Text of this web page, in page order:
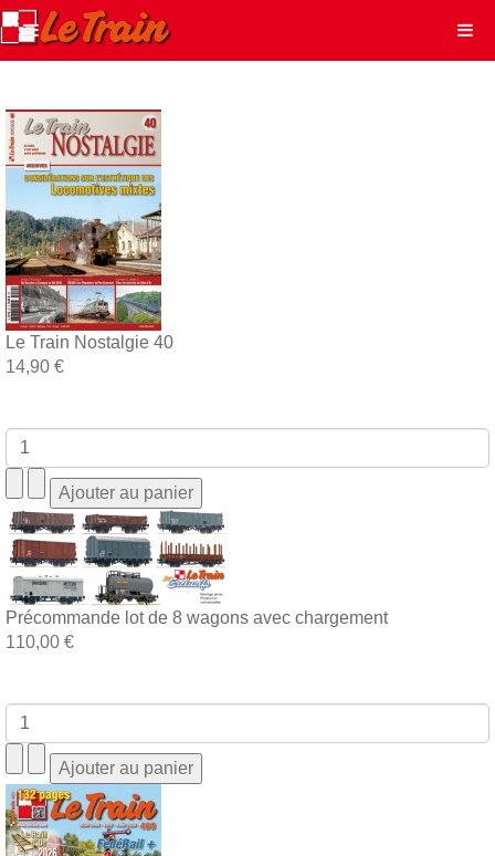
Le Train Nostalgie 40
14,90 €
Précommande lot de 8 wagons avec chargement
110,00 €